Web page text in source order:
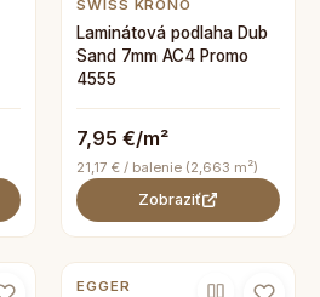
SWISS KRONO
Laminátová podlaha Dub
Sand 7mm AC4 Promo
4555
7,95 €/m²
21,17 € / balenie (2,663 m²)
Zobraziť
EGGER